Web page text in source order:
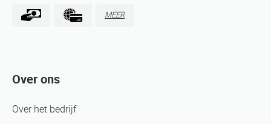
MEER
Over ons
Over het bedrijf